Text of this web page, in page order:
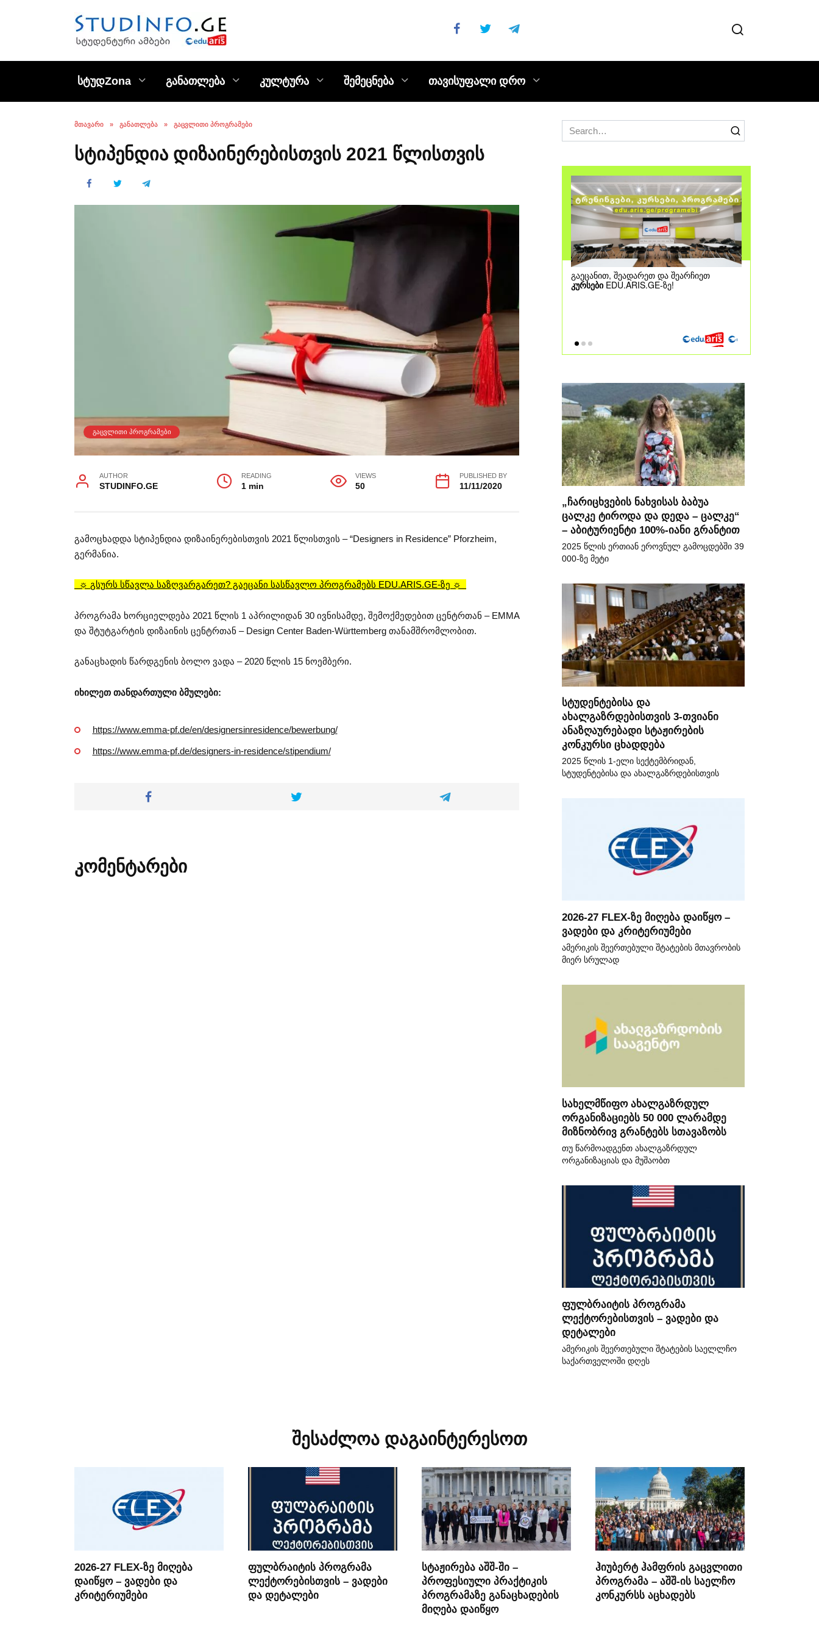
სტუდZona განათლება კულტურა შემეცნება თავისუფალი დრო
ᲛᲗᲐᲕᲐᲠᲘ » ᲒᲐᲜᲐᲗᲚᲔᲑᲐ » ᲒᲐᲪᲕᲚᲘᲗᲘ ᲞᲠᲝᲒᲠᲐᲛᲔᲑᲘ
სტიპენდია დიზაინერებისთვის 2021 წლისთვის
ᲒᲐᲪᲕᲚᲘᲗᲘ ᲞᲠᲝᲒᲠᲐᲛᲔᲑᲘ
AUTHOR
STUDINFO.GE
READING
1 min
VIEWS
50
PUBLISHED BY
11/11/2020
გამოცხადდა სტიპენდია დიზაინერებისთვის 2021 წლისთვის – “Designers in Residence” Pforzheim,
გერმანია.
☼ გსურს სწავლა საზღვარგარეთ? გაეცანი სასწავლო პროგრამებს EDU.ARIS.GE-ზე ☼
პროგრამა ხორციელდება 2021 წლის 1 აპრილიდან 30 ივნისამდე, შემოქმედებით ცენტრთან – EMMA
და შტუტგარტის დიზაინის ცენტრთან – Design Center Baden-Württemberg თანამშრომლობით.
განაცხადის წარდგენის ბოლო ვადა – 2020 წლის 15 ნოემბერი.
იხილეთ თანდართული ბმულები:
https://www.emma-pf.de/en/designersinresidence/bewerbung/
https://www.emma-pf.de/designers-in-residence/stipendium/
კომენტარები
Search
for:
„ჩარიცხვების ნახვისას ბაბუა
ცალკე ტიროდა და დედა – ცალკე“
– აბიტურიენტი 100%-იანი გრანტით
2025 წლის ერთიან ეროვნულ გამოცდებში 39
000-ზე მეტი
სტუდენტებისა და
ახალგაზრდებისთვის 3-თვიანი
ანაზღაურებადი სტაჟირების
კონკურსი ცხადდება
2025 წლის 1-ელი სექტემბრიდან,
სტუდენტებისა და ახალგაზრდებისთვის
2026-27 FLEX-ზე მიღება დაიწყო –
ვადები და კრიტერიუმები
ამერიკის შეერთებული შტატების მთავრობის
მიერ სრულად
სახელმწიფო ახალგაზრდულ
ორგანიზაციებს 50 000 ლარამდე
მიზნობრივ გრანტებს სთავაზობს
თუ წარმოადგენთ ახალგაზრდულ
ორგანიზაციას და მუშაობთ
ფულბრაიტის პროგრამა
ლექტორებისთვის – ვადები და
დეტალები
ამერიკის შეერთებული შტატების საელლჩო
საქართველოში დღეს
შესაძლოა დაგაინტერესოთ
2026-27 FLEX-ზე მიღება
დაიწყო – ვადები და
კრიტერიუმები
ფულბრაიტის პროგრამა
ლექტორებისთვის – ვადები
და დეტალები
სტაჟირება აშშ-ში –
პროფესიული პრაქტიკის
პროგრამაზე განაცხადების
მიღება დაიწყო
ჰიუბერტ ჰამფრის გაცვლითი
პროგრამა – აშშ-ის საელჩო
კონკურსს აცხადებს